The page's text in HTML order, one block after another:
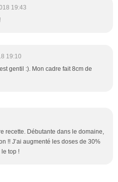
19:43
19:10
gentil :). Mon cadre fait 8cm de
recette. Débutante dans le domaine,
!! J’ai augmenté les doses de 30%
le top !